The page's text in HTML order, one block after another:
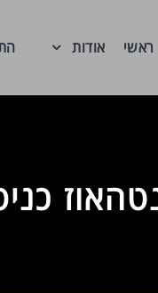
אודות ראשי